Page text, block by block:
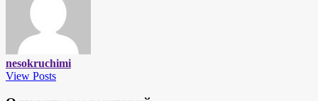
nesokruchimi
View Posts